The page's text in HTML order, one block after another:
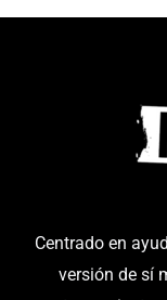
Centrado en
versión de sí